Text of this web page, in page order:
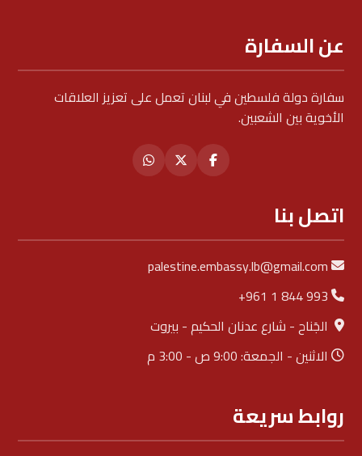
عن السفارة
سفارة دولة فلسطين في لبنان تعمل على تعزيز العلاقات
الأخوية بين الشعبين.
اتصل بنا
palestine.embassy.lb@gmail.com
+961 1 844 993
الجَناح - شارع عدنان الحكيم - بيروت
الاثنين - الجمعة: 9:00 ص - 3:00 م
روابط سريعة